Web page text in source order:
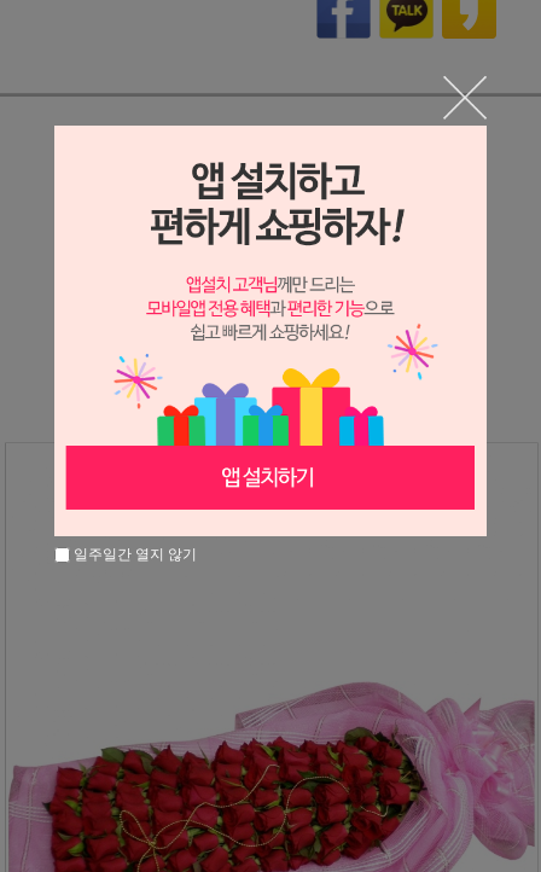
상세정보 새창 열기
상세 정보를 확대해 보실 수 있습니다.
※ 필독해주세요 ※
는 시세 변동에 따라 가격이 달라질 수 있으니
문의 후 주문 바랍니다.
일주일간 열지 않기